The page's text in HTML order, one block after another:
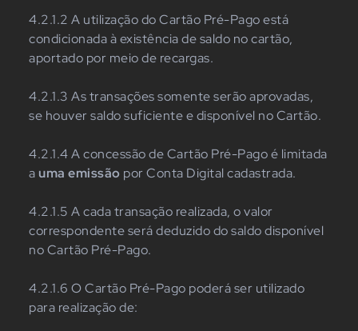
4.2.1.2 A utilização do Cartão Pré-Pago está
condicionada à existência de saldo no cartão,
aportado por meio de recargas.
4.2.1.3 As transações somente serão aprovadas,
se houver saldo suficiente e disponível no Cartão.
4.2.1.4 A concessão de Cartão Pré-Pago é limitada
a uma emissão por Conta Digital cadastrada.
4.2.1.5 A cada transação realizada, o valor
correspondente será deduzido do saldo disponível
no Cartão Pré-Pago.
4.2.1.6 O Cartão Pré-Pago poderá ser utilizado
para realização de: